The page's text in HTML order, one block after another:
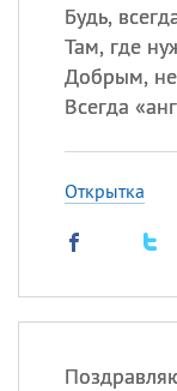
Будь,
Там, где
Добрым,
Всегда
Открытка